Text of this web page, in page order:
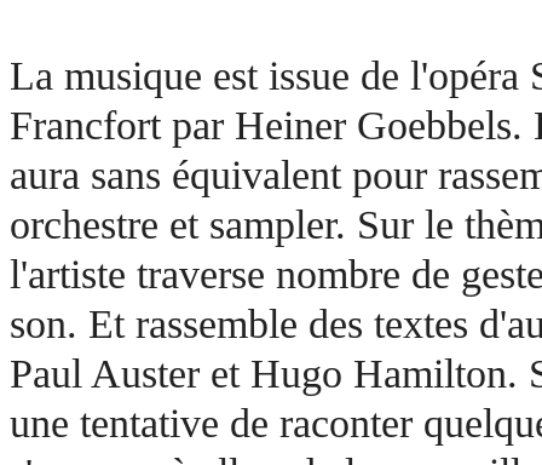
La musique est issue de l'opéra
Francfort par Heiner Goebbels.
aura sans équivalent pour
orchestre et sampler. Sur le
l'artiste traverse nombre de
son. Et rassemble des textes
Paul Auster et Hugo Hamilton.
une tentative de raconter